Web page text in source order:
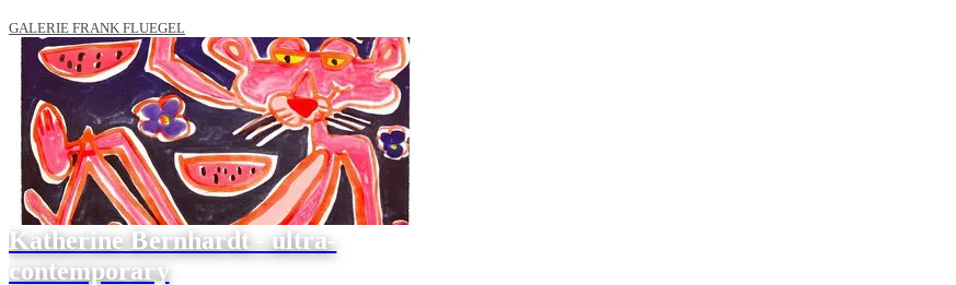
GALERIE FRANK FLUEGEL
Katherine Bernhardt - ultra-
contemporary